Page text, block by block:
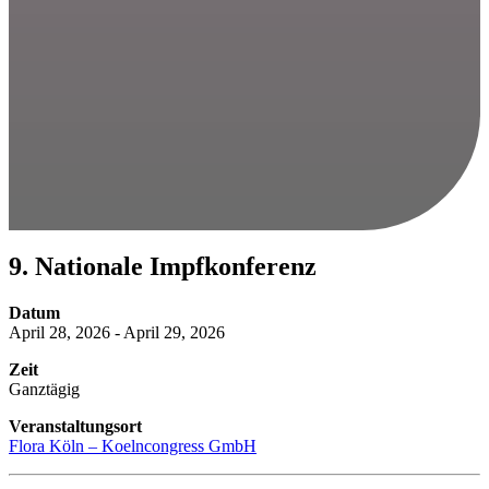
9. Nationale Impfkonferenz
Datum
April 28, 2026 - April 29, 2026
Zeit
Ganztägig
Veranstaltungsort
Flora Köln – Koelncongress GmbH